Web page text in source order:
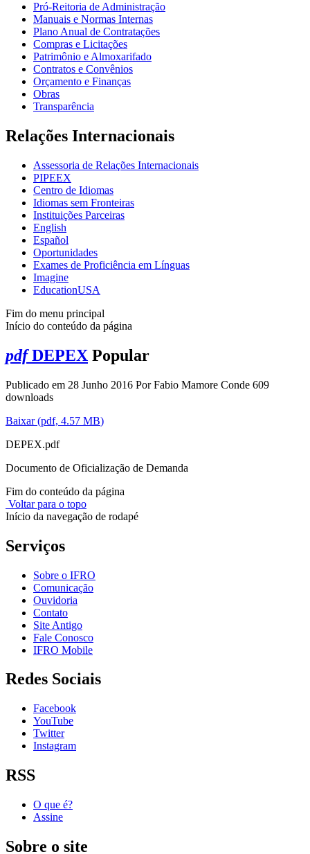
Pró-Reitoria de Administração
Manuais e Normas Internas
Plano Anual de Contratações
Compras e Licitações
Patrimônio e Almoxarifado
Contratos e Convênios
Orçamento e Finanças
Obras
Transparência
Relações Internacionais
Assessoria de Relações Internacionais
PIPEEX
Centro de Idiomas
Idiomas sem Fronteiras
Instituições Parceiras
English
Español
Oportunidades
Exames de Proficiência em Línguas
Imagine
EducationUSA
Fim do menu principal
Início do conteúdo da página
pdf DEPEX Popular
Publicado em 28 Junho 2016 PorFabio Mamore Conde 609
downloads
Baixar(pdf, 4.57 MB)
DEPEX.pdf
Documento de Oficialização de Demanda
Fim do conteúdo da página
Voltar para o topo
Início da navegação de rodapé
Serviços
Sobre o IFRO
Comunicação
Ouvidoria
Contato
Site Antigo
Fale Conosco
IFRO Mobile
Redes Sociais
Facebook
YouTube
Twitter
Instagram
RSS
O que é?
Assine
Sobre o site